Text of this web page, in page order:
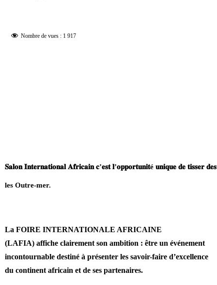
Nombre de vues : 1 917
𝐒𝐚𝐥𝐨𝐧 𝐈𝐧𝐭𝐞𝐫𝐧𝐚𝐭𝐢𝐨𝐧𝐚𝐥 𝐀𝐟𝐫𝐢𝐜𝐚𝐢𝐧 𝐜’𝐞𝐬𝐭 𝐥’𝐨𝐩𝐩𝐨𝐫𝐭𝐮𝐧𝐢𝐭é 𝐮𝐧𝐢𝐪𝐮𝐞 𝐝𝐞 𝐭𝐢𝐬𝐬𝐞𝐫 𝐝𝐞𝐬
les Outre-mer.
La FOIRE INTERNATIONALE AFRICAINE
(LAFIA) affiche clairement son ambition : être un événement
incontournable destiné à présenter les savoir-faire d’excellence
du continent africain et de ses partenaires.